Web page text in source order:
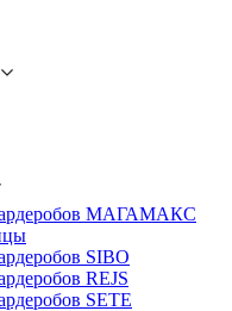
МАГАМАКС
SIBO
REJS
SETE